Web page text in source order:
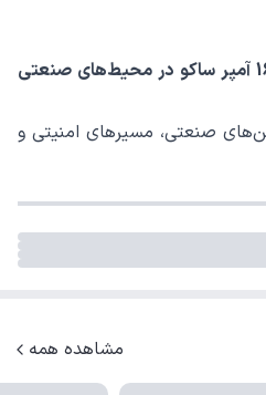
چه کاربردهایی برای فتوسل 16 آمپر ساکو در محیط‌های صنعتی
صنعتی، مسیرهای امنیتی و
اتوماتیک استفاده می‌شود
مشاهده همه